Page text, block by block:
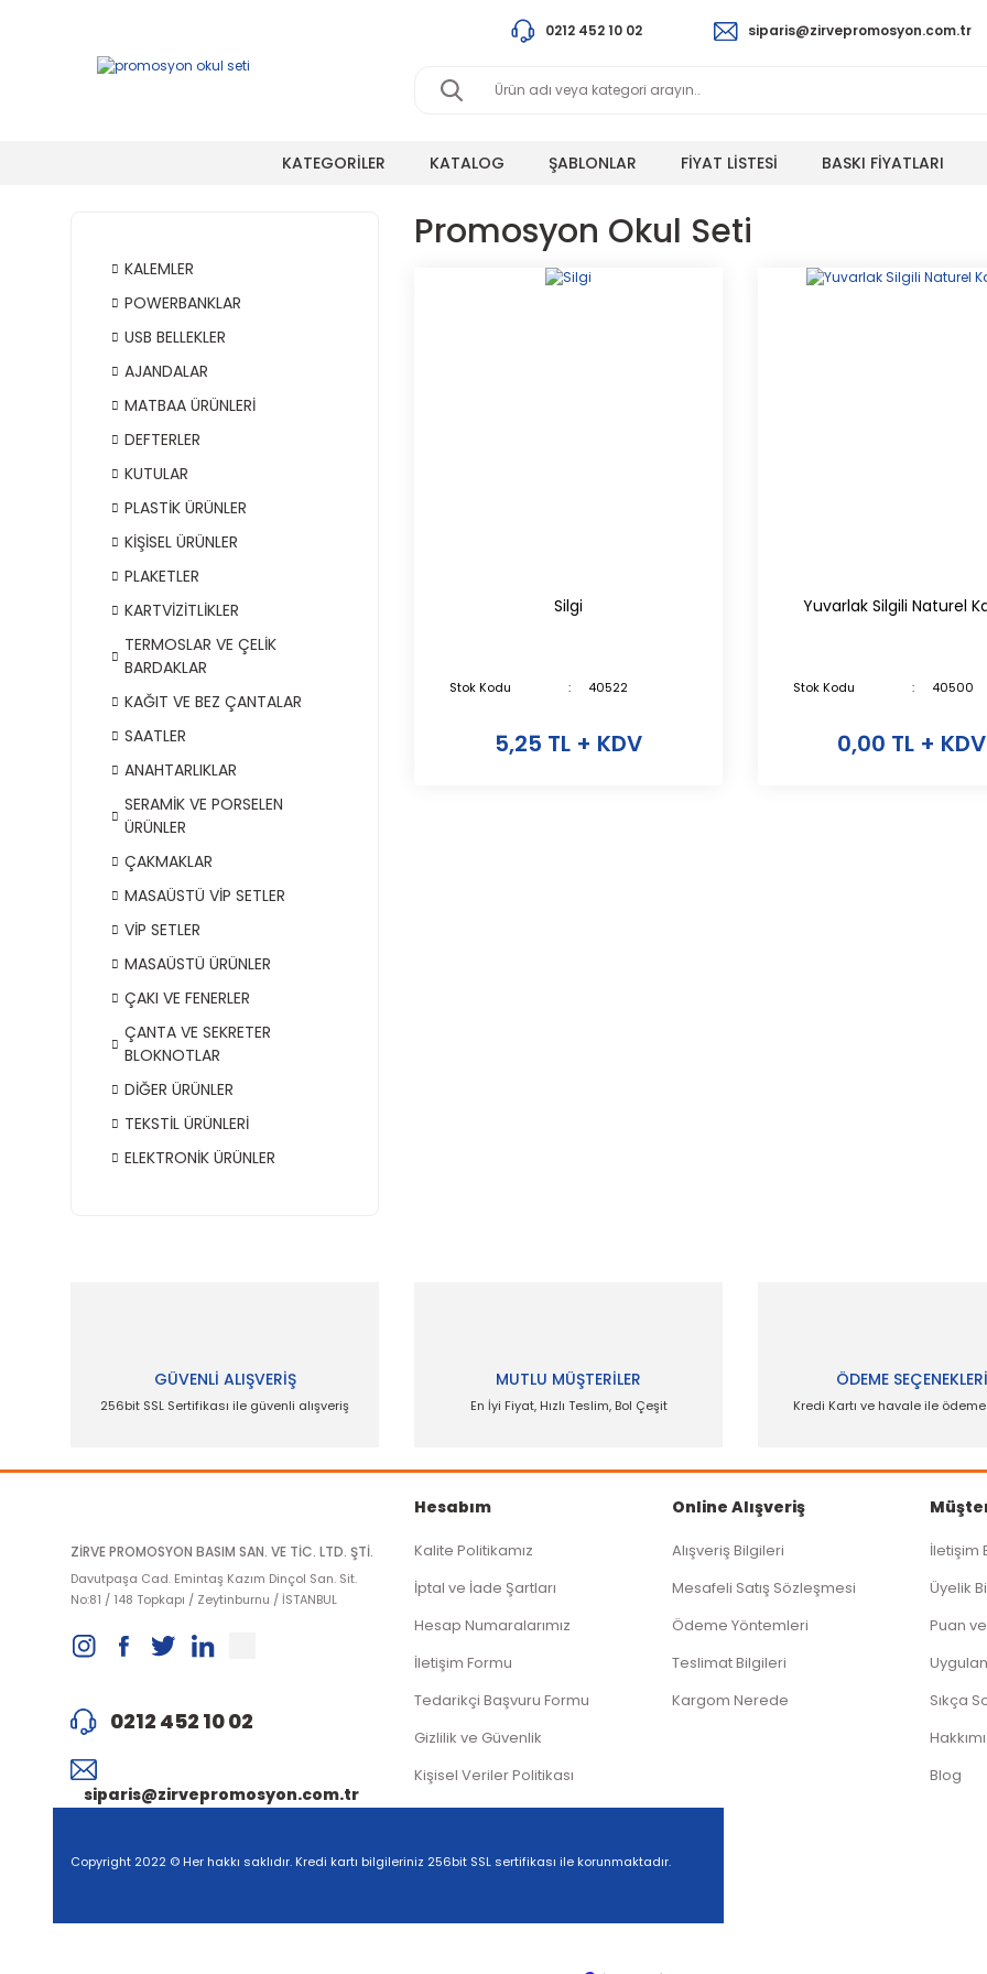
0212 452 10 02 siparis@zirvepromosyon.com.tr
KATEGORİLER KATALOG ŞABLONLAR FİYAT LİSTESİ BASKI FİYATLARI
KALEMLER
POWERBANKLAR
USB BELLEKLER
AJANDALAR
MATBAA ÜRÜNLERİ
DEFTERLER
KUTULAR
PLASTİK ÜRÜNLER
KİŞİSEL ÜRÜNLER
PLAKETLER
KARTVİZİTLİKLER
TERMOSLAR VE ÇELİK
BARDAKLAR
KAĞIT VE BEZ ÇANTALAR
SAATLER
ANAHTARLIKLAR
SERAMİK VE PORSELEN
ÜRÜNLER
ÇAKMAKLAR
MASAÜSTÜ VİP SETLER
VİP SETLER
MASAÜSTÜ ÜRÜNLER
ÇAKI VE FENERLER
ÇANTA VE SEKRETER
BLOKNOTLAR
DİĞER ÜRÜNLER
TEKSTİL ÜRÜNLERİ
ELEKTRONİK ÜRÜNLER
Promosyon Okul Seti
Silgi
Stok Kodu 40522
5,25 TL + KDV
Yuvarlak Silgili Naturel
Stok Kodu 40500
0,00 TL + KDV
GÜVENLİ ALIŞVERİŞ
256bit SSL Sertifikası ile güvenli alışveriş
MUTLU MÜŞTERİLER
En İyi Fiyat, Hızlı Teslim, Bol Çeşit
ÖDEME SEÇENEKLERİ
Kredi Kartı ve havale ile ödeme
ZİRVE PROMOSYON BASIM SAN. VE TİC. LTD. ŞTİ.
Davutpaşa Cad. Emintaş Kazım Dinçol San. Sit.
No:81 / 148 Topkapı / Zeytinburnu / İSTANBUL
0212 452 10 02
siparis@zirvepromosyon.com.tr
Hesabım
Kalite Politikamız
İptal ve İade Şartları
Hesap Numaralarımız
İletişim Formu
Tedarikçi Başvuru Formu
Gizlilik ve Güvenlik
Kişisel Veriler Politikası
Online Alışveriş
Alışveriş Bilgileri
Mesafeli Satış Sözleşmesi
Ödeme Yöntemleri
Teslimat Bilgileri
Kargom Nerede
İletişim
Üyelik
Puan
Sıkça
Blog
Copyright 2022 © Her hakkı saklıdır. Kredi kartı bilgileriniz 256bit SSL sertifikası ile korunmaktadır.